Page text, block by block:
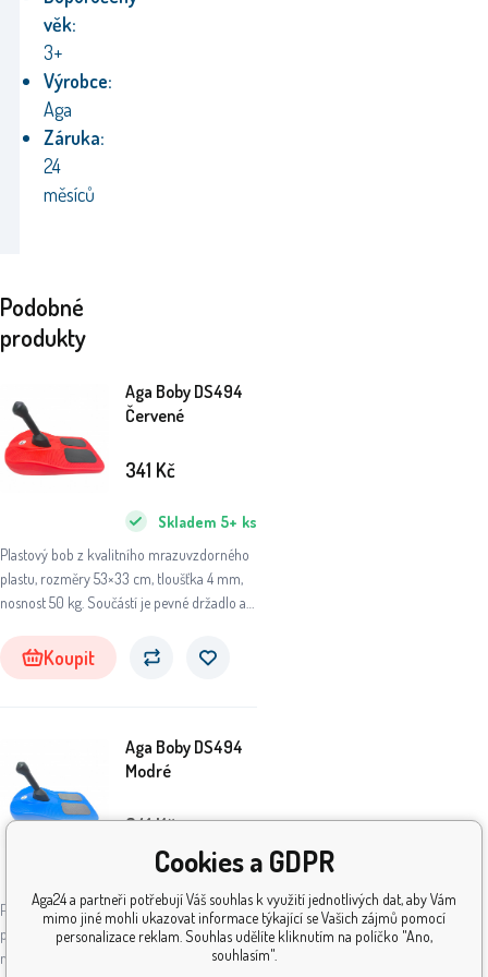
věk:
3+
Výrobce:
Aga
Záruka:
24
měsíců
Podobné
produkty
Aga Boby DS494
Červené
Plastový bob z kvalitního mrazuvzdorného
plastu, rozměry 53×33 cm, tloušťka 4 mm,
nosnost 50 kg. Součástí je pevné držadlo a
Skladem 5+ ks
341 Kč
Koupit
Aga Boby DS494
Modré
Plastový bob z kvalitního mrazuvzdorného
plastu, rozměry 53×33 cm, tloušťka 4 mm,
nosnost 50 kg. Součástí je pevné držadlo a
Skladem 5+ ks
341Kč
Cookies a GDPR
Aga24 a partneři potřebují Váš souhlas k využití jednotlivých dat, aby Vám
mimo jiné mohli ukazovat informace týkající se Vašich zájmů pomocí
personalizace reklam. Souhlas udělíte kliknutím na políčko "Ano,
souhlasím".